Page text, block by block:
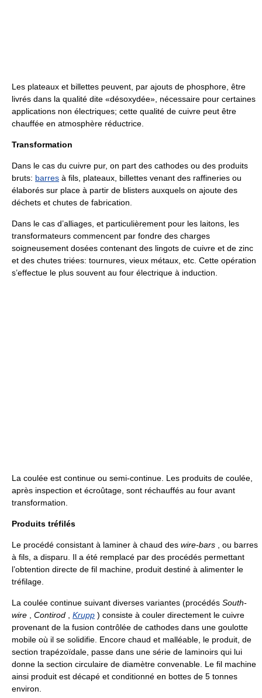
Les plateaux et billettes peuvent, par ajouts de phosphore, être
livrés dans la qualité dite «désoxydée», nécessaire pour certaines
applications non électriques; cette qualité de cuivre peut être
chauffée en atmosphère réductrice.
Transformation
Dans le cas du cuivre pur, on part des cathodes ou des produits
bruts: barres à fils, plateaux, billettes venant des raffineries ou
élaborés sur place à partir de blisters auxquels on ajoute des
déchets et chutes de fabrication.
Dans le cas d’alliages, et particulièrement pour les laitons, les
transformateurs commencent par fondre des charges
soigneusement dosées contenant des lingots de cuivre et de zinc
et des chutes triées: tournures, vieux métaux, etc. Cette opération
s’effectue le plus souvent au four électrique à induction.
La coulée est continue ou semi-continue. Les produits de coulée,
après inspection et écroûtage, sont réchauffés au four avant
transformation.
Produits tréfilés
Le procédé consistant à laminer à chaud des wire-bars , ou barres
à fils, a disparu. Il a été remplacé par des procédés permettant
l’obtention directe de fil machine, produit destiné à alimenter le
tréfilage.
La coulée continue suivant diverses variantes (procédés South-
wire
Contirod Krupp ) consiste à couler directement le cuivre
provenant de la fusion contrôlée de cathodes dans une goulotte
mobile où il se solidifie. Encore chaud et malléable, le produit, de
section trapézoïdale, passe dans une série de laminoirs qui lui
donne la section circulaire de diamètre convenable. Le fil machine
ainsi produit est décapé et conditionné en bottes de 5 tonnes
environ.